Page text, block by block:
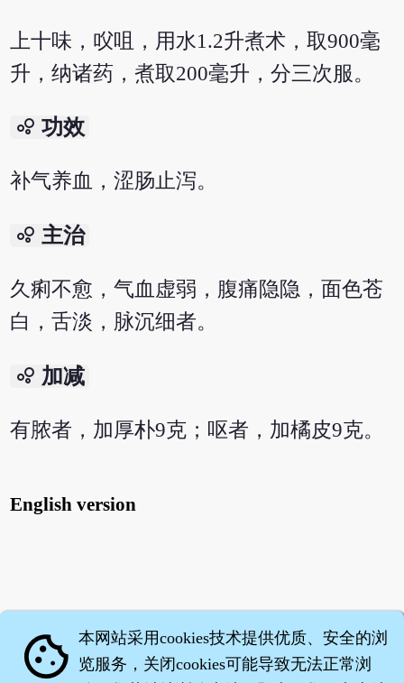
上十味，㕮咀，用水1.2升煮术，取900毫
升，纳诸药，煮取200毫升，分三次服。
bubble_chart 功效
补气养血，涩肠止泻。
bubble_chart 主治
久痢不愈，气血虚弱，腹痛隐隐，面色苍
白，舌淡，脉沉细者。
bubble_chart 加减
有脓者，加厚朴9克；呕者，加橘皮9克。
English version
cookie 本网站采用cookies技术提供优质、安全的浏
览服务，关闭cookies可能导致无法正常浏